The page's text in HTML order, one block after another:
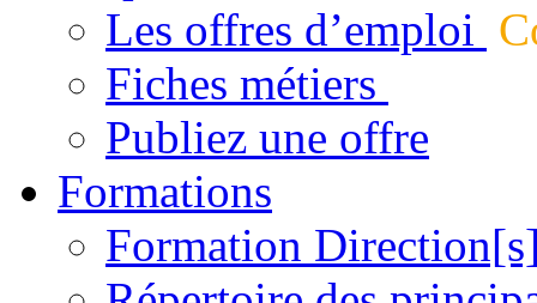
Les offres d’emploi
Fiches métiers
Publiez une offre
Formations
Formation